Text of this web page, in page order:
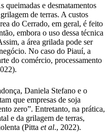
queimadas e desmatamentos
de terras. A custos
do Cerrado, em geral, é feito
embora o uso dessa técnica
a área grilada pode ser
No caso do Piauí, a
do comércio, processamento
Daniela Stefano e o
que empresas de soja
zero”. Entretanto, na prática,
e da grilagem de terras,
(Pitta et al., 2022).